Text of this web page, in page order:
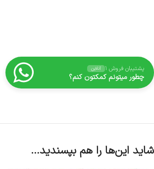
پشتیبان فروش ۱ آنلاین
چطور میتونم کمکتون کنم؟
شاید این‌ها را هم بپسندید…